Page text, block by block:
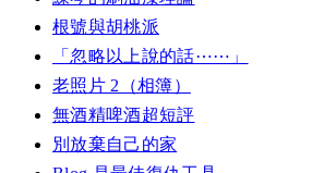
根號與胡桃派
「忽略以上說的話⋯⋯」
老照片 2（相簿）
無酒精啤酒超短評
別放棄自己的家